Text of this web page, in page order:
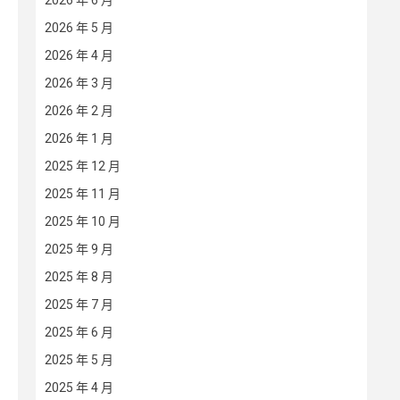
2026 年 5 月
2026 年 4 月
2026 年 3 月
2026 年 2 月
2026 年 1 月
2025 年 12 月
2025 年 11 月
2025 年 10 月
2025 年 9 月
2025 年 8 月
2025 年 7 月
2025 年 6 月
2025 年 5 月
2025 年 4 月